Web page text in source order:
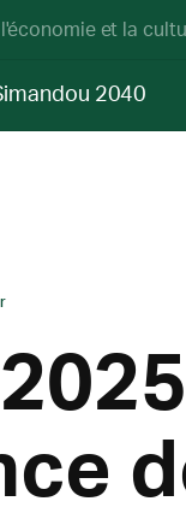
et la
2040